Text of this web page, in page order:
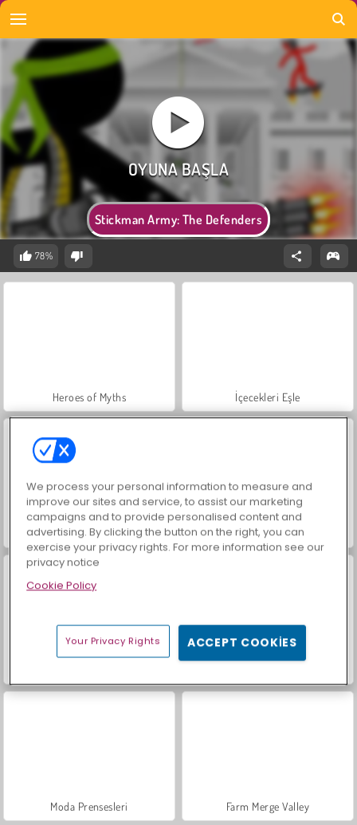
Stickman Army: The Defenders
78%
Heroes of Myths İçecekleri Eşle
Büyük Mahjong Eşleme Mücevher Bahçesi Hikayesi
Moda Prensesleri Farm Merge Valley
We process your personal information to measure and
improve our sites and service, to assist our marketing
campaigns and to provide personalised content and
advertising. By clicking the button on the right, you can
exercise your privacy rights. For more information see our
privacy notice
Cookie Policy
Your Privacy Rights ACCEPT COOKIES